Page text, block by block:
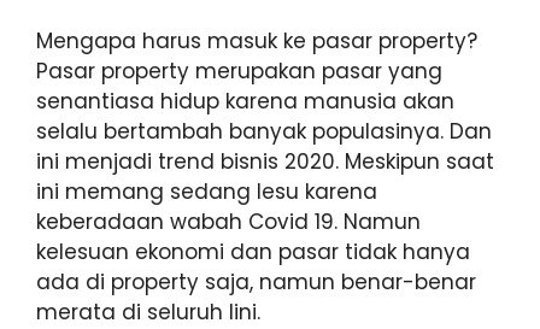
Mengapa harus masuk ke pasar property?
Pasar property merupakan pasar yang
senantiasa hidup karena manusia akan
selalu bertambah banyak populasinya. Dan
ini menjadi trend bisnis 2020. Meskipun saat
ini memang sedang lesu karena
keberadaan wabah Covid 19. Namun
kelesuan ekonomi dan pasar tidak hanya
ada di property saja, namun benar-benar
merata di seluruh lini.